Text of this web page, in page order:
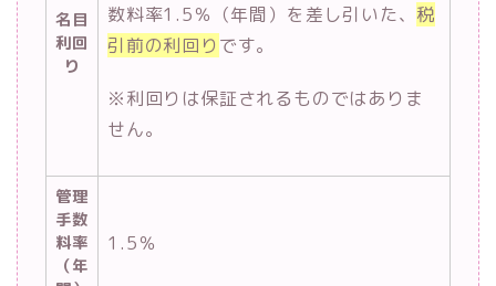
名目
利回
り
数料率1.5％（年間）を差し引いた、 税
引前の利回り です。
※利回りは保証されるものではありま
せん。
管理
手数
料率
（年
1.5％